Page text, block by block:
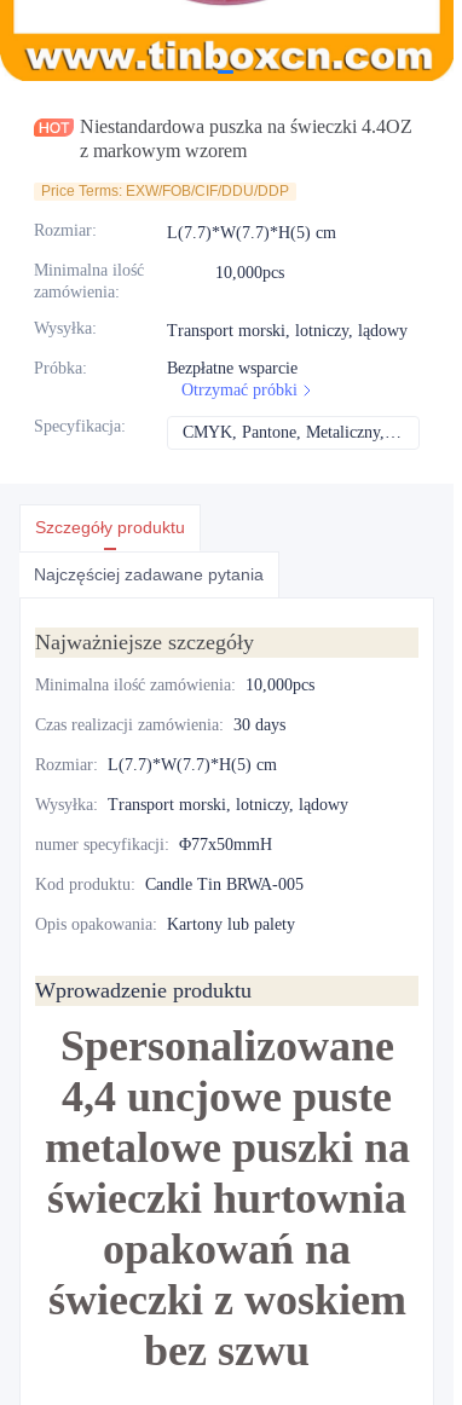
Niestandardowa puszka na świeczki 4.4OZ
z markowym wzorem
Price Terms: EXW/FOB/CIF/DDU/DDP
Rozmiar: L(7.7)*W(7.7)*H(5) cm
Minimalna ilość
zamówienia:
10,000pcs
Wysyłka: Transport morski, lotniczy, lądowy
Próbka:
Bezpłatne wsparcie
Otrzymać próbki
Specyfikacja: CMYK, Pantone, Metaliczny, Kolor spotowy itd.
Szczegóły produktu
Najczęściej zadawane pytania
Najważniejsze szczegóły
Minimalna ilość zamówienia: 10,000pcs
Czas realizacji zamówienia: 30 days
Rozmiar: L(7.7)*W(7.7)*H(5) cm
Wysyłka: Transport morski, lotniczy, lądowy
numer specyfikacji: Φ77x50mmH
Kod produktu: Candle Tin BRWA-005
Opis opakowania: Kartony lub palety
Wprowadzenie produktu
Spersonalizowane
4,4 uncjowe puste
metalowe puszki na
świeczki hurtownia
opakowań na
świeczki z woskiem
bez szwu
Aktualności